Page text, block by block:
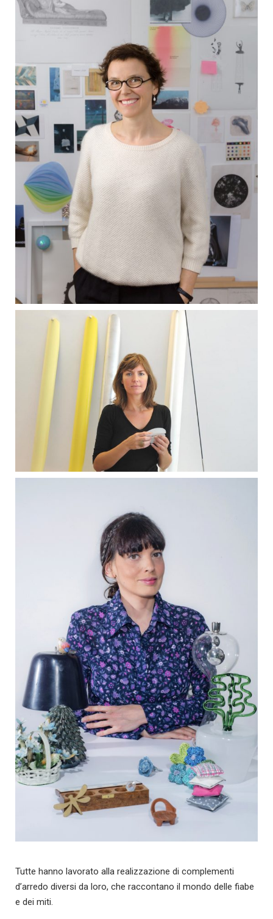
Tutte hanno lavorato alla realizzazione di complementi
d’arredo diversi da loro, che raccontano il mondo delle fiabe
e dei miti.